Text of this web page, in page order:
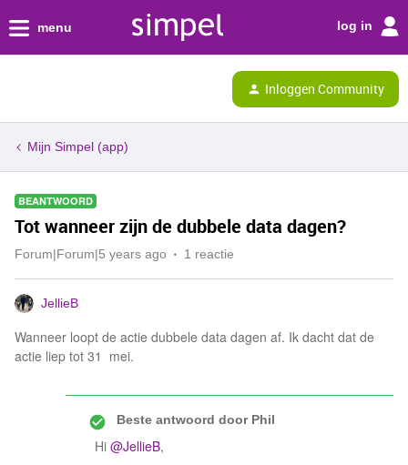
menu log in
Inloggen Community
Mijn Simpel (app)
BEANTWOORD
Tot wanneer zijn de dubbele data dagen?
Forum|Forum|5 years ago 1 reactie
JellieB
Wanneer loopt de actie dubbele data dagen af. Ik dacht dat de
actie liep tot 31 mei.
Beste antwoord doorPhil
Hi @JellieB,